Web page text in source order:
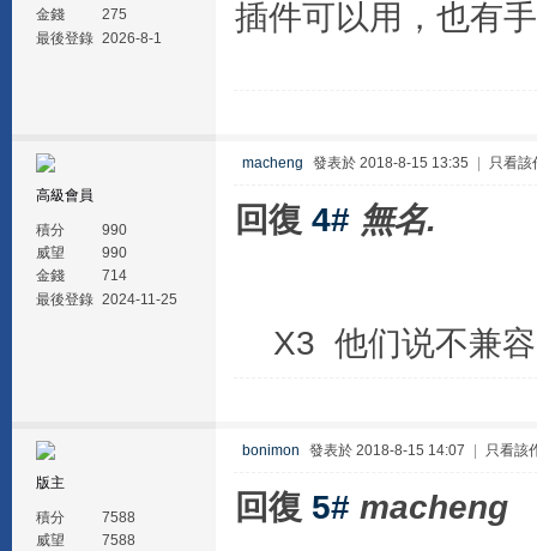
金錢
275
最後登錄 2026-8-1
插件可以用，也有
高級會員
積分
990
威望
990
金錢
714
最後登錄 2024-11-25
macheng 發表於 2018-8-15 13:35 只看該
回復 4# 無名.
X3 他们说不兼容
版主
積分
7588
威望
7588
bonimon 發表於 2018-8-15 14:07 只看該
回復 5# macheng